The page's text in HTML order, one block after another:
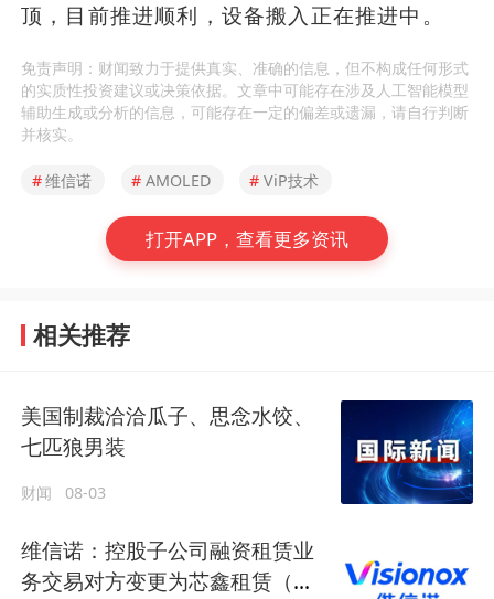
顶，目前推进顺利，设备搬入正在推进中。
免责声明：财闻致力于提供真实、准确的信息，但不构成任何形式
的实质性投资建议或决策依据。文章中可能存在涉及人工智能模型
辅助生成或分析的信息，可能存在一定的偏差或遗漏，请自行判断
并核实。
#维信诺 # AMOLED # ViP技术
打开APP，查看更多资讯
相关推荐
美国制裁洽洽瓜子、思念水饺、
七匹狼男装
财闻 08-03
维信诺：控股子公司融资租赁业
务交易对方变更为芯鑫租赁（成